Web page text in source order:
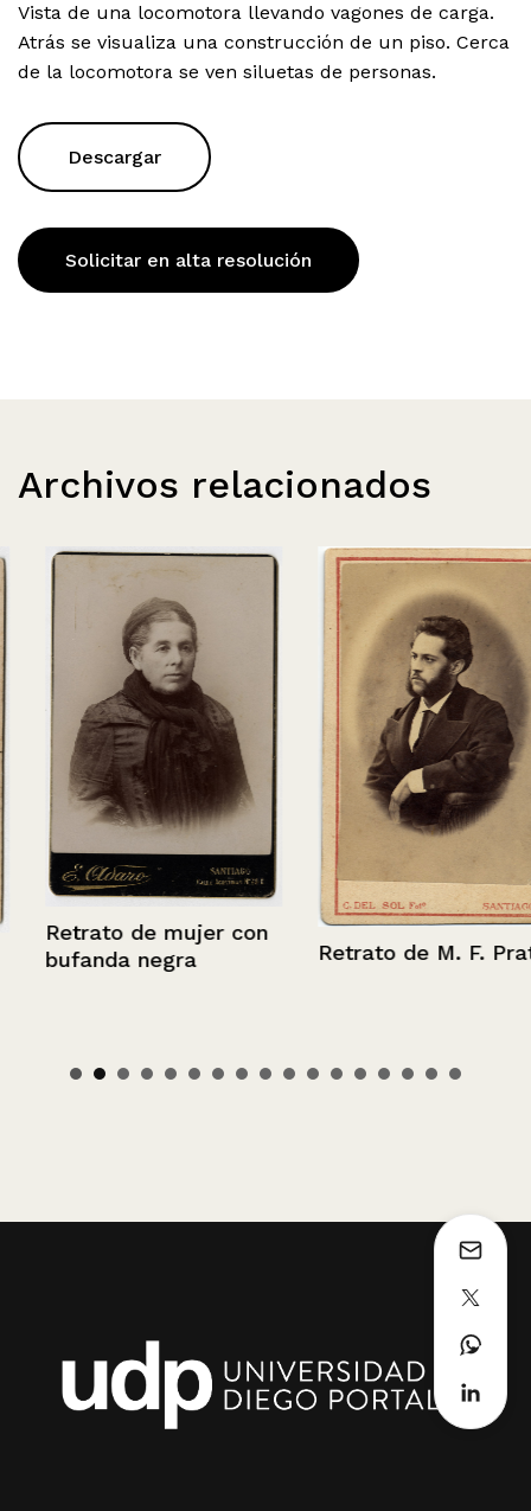
Vista de una locomotora llevando vagones de carga.
Atrás se visualiza una construcción de un piso. Cerca
de la locomotora se ven siluetas de personas.
Descargar
Solicitar en alta resolución
Archivos relacionados
Retrato de mujer con
bufanda negra
Retrato de M. F. Prats